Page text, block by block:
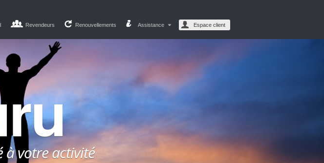
Revendeurs Renouvellements Assistance Espace client
à votre activité